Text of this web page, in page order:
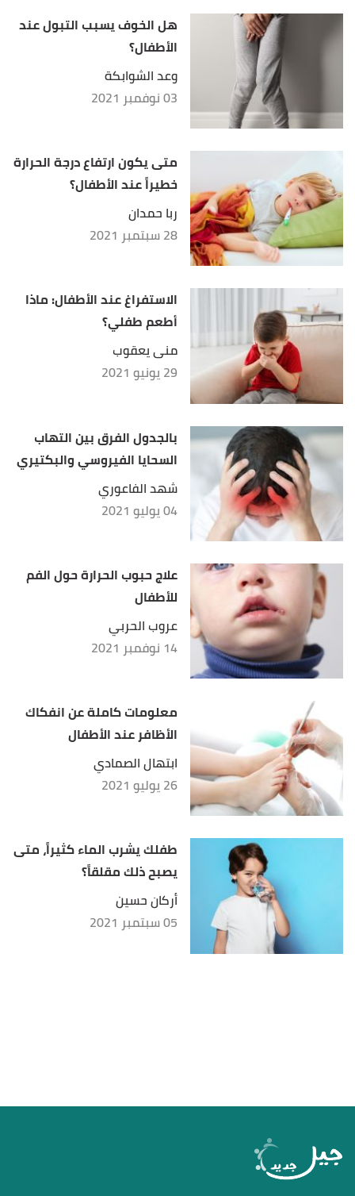
هل الخوف يسبب التبول عند
الأطفال؟
وعد الشوابكة
03 نوفمبر 2021
متى يكون ارتفاع درجة الحرارة
خطيراً عند الأطفال؟
ربا حمدان
28 سبتمبر 2021
الاستفراغ عند الأطفال: ماذا
أطعم طفلي؟
منى يعقوب
29 يونيو 2021
بالجدول الفرق بين التهاب
السحايا الفيروسي والبكتيري
شهد الفاعوري
04 يوليو 2021
علاج حبوب الحرارة حول الفم
للأطفال
عروب الحربي
14 نوفمبر 2021
معلومات كاملة عن انفكاك
الأظافر عند الأطفال
ابتهال الصمادي
26 يوليو 2021
طفلك يشرب الماء كثيراً، متى
يصبح ذلك مقلقاً؟
أركان حسين
05 سبتمبر 2021